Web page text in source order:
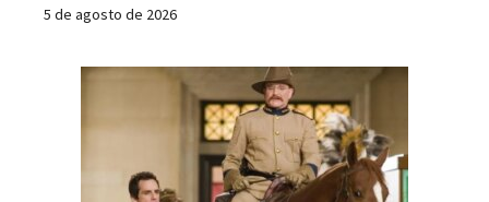
5 de agosto de 2026